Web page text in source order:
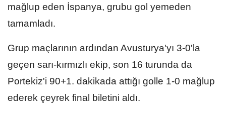
mağlup eden İspanya, grubu gol yemeden
tamamladı.
Grup maçlarının ardından Avusturya'yı 3-0'la
geçen sarı-kırmızlı ekip, son 16 turunda da
Portekiz'i 90+1. dakikada attığı golle 1-0 mağlup
ederek çeyrek final biletini aldı.